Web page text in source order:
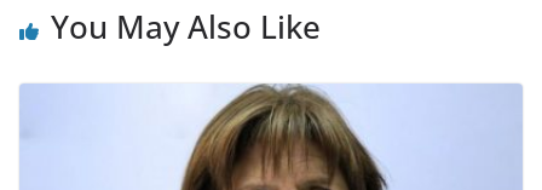
You May Also Like